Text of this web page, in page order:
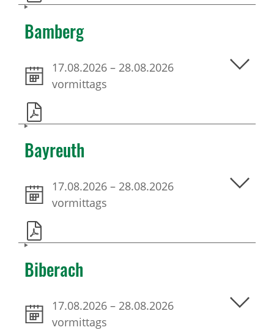
Bamberg
17.08.2026 – 28.08.2026
vormittags
Bayreuth
17.08.2026 – 28.08.2026
vormittags
Biberach
17.08.2026 – 28.08.2026
vormittags